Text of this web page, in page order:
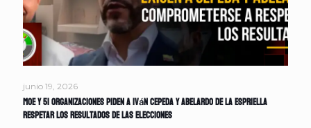
junio 19, 2026
MOE y 51 organizaciones piden a Iván Cepeda y Abelardo de la Espriella
respetar los resultados de las elecciones